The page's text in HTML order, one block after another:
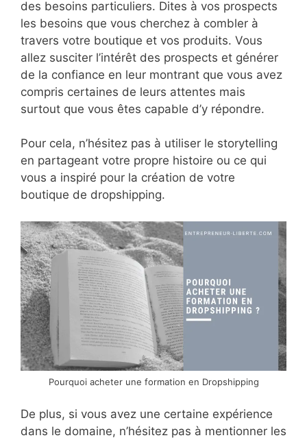
des besoins particuliers. Dites à vos prospects
les besoins que vous cherchez à combler à
travers votre boutique et vos produits. Vous
allez susciter l’intérêt des prospects et générer
de la confiance en leur montrant que vous avez
compris certaines de leurs attentes mais
surtout que vous êtes capable d’y répondre.
Pour cela, n’hésitez pas à utiliser le storytelling
en partageant votre propre histoire ou ce qui
vous a inspiré pour la création de votre
boutique de dropshipping.
Pourquoi acheter une formation en Dropshipping
De plus, si vous avez une certaine expérience
dans le domaine, n’hésitez pas à mentionner les